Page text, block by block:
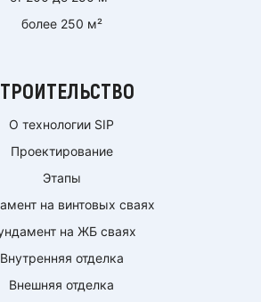
более 250 м²
О технологии SIP
Проектирование
Этапы
на винтовых сваях
на ЖБ сваях
Внутренняя отделка
Внешняя отделка